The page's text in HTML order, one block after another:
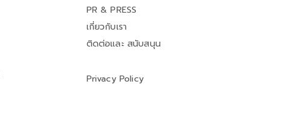
PR & PRESS
เกี่ยวกับเรา
ติดต่อและ สนับสนุน
Privacy Policy